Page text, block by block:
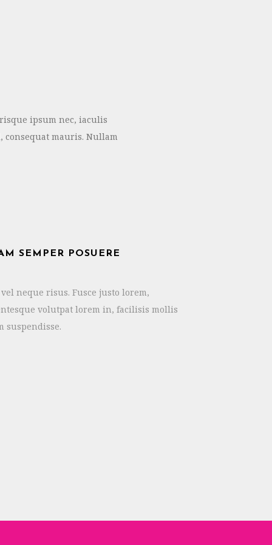
ipsum nec, iaculis
mauris. Nullam
SEMPER POSUERE
neque risus. Fusce justo lorem,
volutpat lorem in, facilisis mollis
suspendisse.